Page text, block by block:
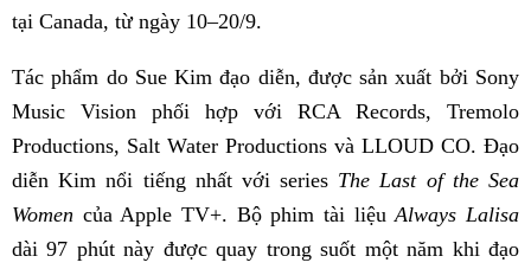
tại Canada, từ ngày 10–20/9.
Tác phẩm do Sue Kim đạo diễn, được sản xuất bởi Sony
Music Vision phối hợp với RCA Records, Tremolo
Productions, Salt Water Productions và LLOUD CO. Đạo
diễn Kim nổi tiếng nhất với series The Last of the Sea
Women của Apple TV+. Bộ phim tài liệuAlways Lalisa
dài 97 phút này được quay trong suốt một năm khi đạo